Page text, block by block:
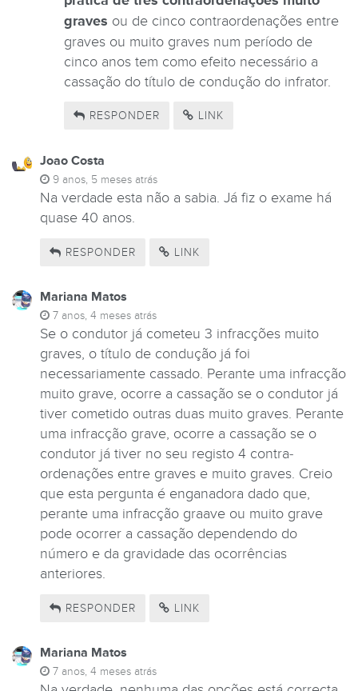
graves ou de cinco contraordenações entre
graves ou muito graves num período de
cinco anos tem como efeito necessário a
cassação do título de condução do infrator.
RESPONDER LINK
Joao Costa
9 anos, 5 meses atrás
Na verdade esta não a sabia. Já fiz o exame há
quase 40 anos.
RESPONDER LINK
Mariana Matos
7 anos, 4 meses atrás
Se o condutor já cometeu 3 infracções muito
graves, o título de condução já foi
necessariamente cassado. Perante uma infracção
muito grave, ocorre a cassação se o condutor já
tiver cometido outras duas muito graves. Perante
uma infracção grave, ocorre a cassação se o
condutor já tiver no seu registo 4 contra-
ordenações entre graves e muito graves. Creio
que esta pergunta é enganadora dado que,
perante uma infracção graave ou muito grave
pode ocorrer a cassação dependendo do
número e da gravidade das ocorrências
anteriores.
RESPONDER LINK
Mariana Matos
7 anos, 4 meses atrás